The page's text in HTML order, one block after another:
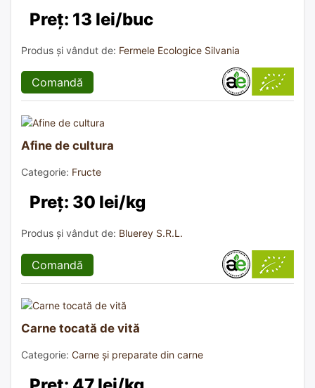
Preț: 13 lei/buc
Produs și vândut de: Fermele Ecologice Silvania
Comandă
Afine de cultura
Categorie: Fructe
Preț: 30 lei/kg
Produs și vândut de: Bluerey S.R.L.
Comandă
Carne tocată de vită
Categorie: Carne și preparate din carne